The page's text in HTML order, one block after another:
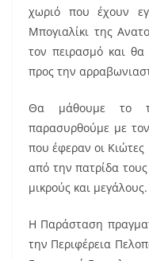
χωριό που έχουν
Μπογιαλίκι της
τον πειρασμό και
προς την
Θα μάθουμε το
παρασυρθούμε με
που έφεραν οι Κιώτες
από την πατρίδα
μικρούς και μεγάλους.
Η Παράσταση
την Περιφέρεια